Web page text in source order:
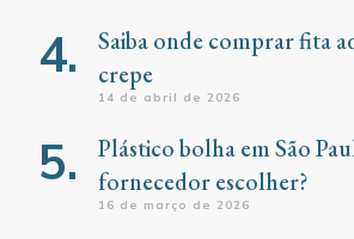
Saiba onde comprar fita
crepe
14 de abril de 2026
Plástico bolha em São
fornecedor escolher?
16 de março de 2026